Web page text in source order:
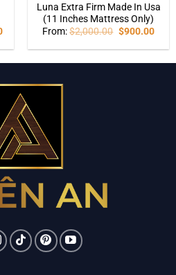
Luna Extra Firm Made In Usa
(11 Inches Mattress Only)
From: $2,000.00 $900.00